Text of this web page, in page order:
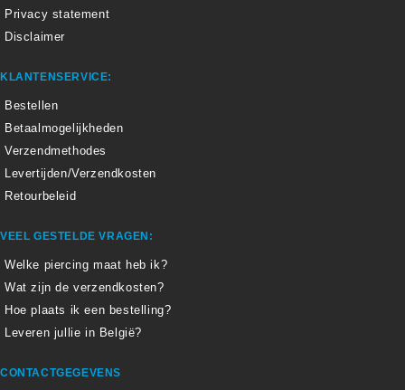
Privacy statement
Disclaimer
KLANTENSERVICE:
Bestellen
Betaalmogelijkheden
Verzendmethodes
Levertijden/Verzendkosten
Retourbeleid
VEEL GESTELDE VRAGEN:
Welke piercing maat heb ik?
Wat zijn de verzendkosten?
Hoe plaats ik een bestelling?
Leveren jullie in België?
CONTACTGEGEVENS